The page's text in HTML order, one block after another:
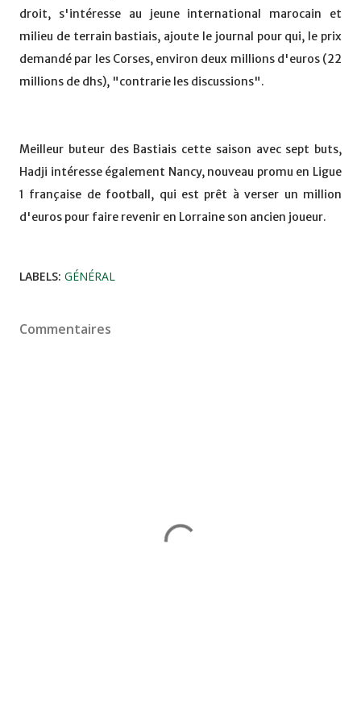
droit, s'intéresse au jeune international marocain et
milieu de terrain bastiais, ajoute le journal pour qui, le prix
demandé par les Corses, environ deux millions d'euros (22
millions de dhs), "contrarie les discussions".
Meilleur buteur des Bastiais cette saison avec sept buts,
Hadji intéresse également Nancy, nouveau promu en Ligue
1 française de football, qui est prêt à verser un million
d'euros pour faire revenir en Lorraine son ancien joueur.
LABELS: GÉNÉRAL
Commentaires